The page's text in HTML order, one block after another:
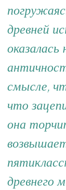
древней
смысле,
что
она
древнего